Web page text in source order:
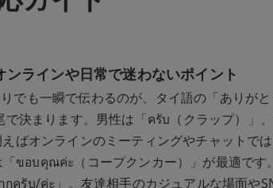
ラインや日常で迷わないポイント
でも一瞬で伝わるのが、タイ語の「ありが
決まります。男性は「ครับ（クラップ）」
ばオンラインのミーティングやチャットで
ขอบคุณค่ะ（コープクンカー）」が最適です
รับ/ค่ะ」。友達相手のカジュアルな場面や